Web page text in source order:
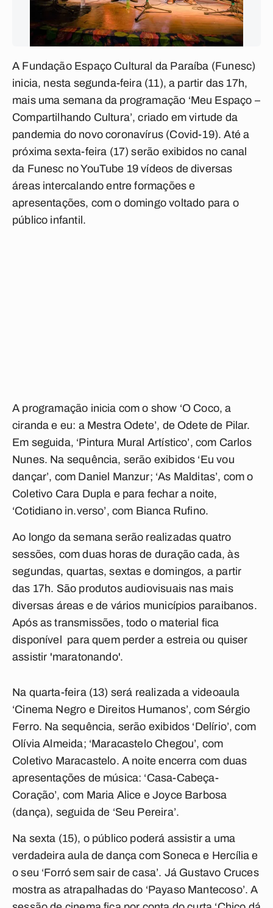
A Fundação Espaço Cultural da Paraíba (Funesc)
inicia, nesta segunda-feira (11), a partir das 17h,
mais uma semana da programação ‘Meu Espaço –
Compartilhando Cultura’, criado em virtude da
pandemia do novo coronavírus (Covid-19). Até a
próxima sexta-feira (17) serão exibidos no canal
da Funesc no YouTube 19 vídeos de diversas
áreas intercalando entre formações e
apresentações, com o domingo voltado para o
público infantil.
A programação inicia com o show ‘O Coco, a
ciranda e eu: a Mestra Odete’, de Odete de Pilar.
Em seguida, ‘Pintura Mural Artístico’, com Carlos
Nunes. Na sequência, serão exibidos ‘Eu vou
dançar’, com Daniel Manzur; ‘As Malditas’, com o
Coletivo Cara Dupla e para fechar a noite,
‘Cotidiano in.verso’, com Bianca Rufino.
Ao longo da semana serão realizadas quatro
sessões, com duas horas de duração cada, às
segundas, quartas, sextas e domingos, a partir
das 17h. São produtos audiovisuais nas mais
diversas áreas e de vários municípios paraibanos.
Após as transmissões, todo o material fica
disponível para quem perder a estreia ou quiser
assistir 'maratonando'.
Na quarta-feira (13) será realizada a videoaula
‘Cinema Negro e Direitos Humanos’, com Sérgio
Ferro. Na sequência, serão exibidos ‘Delírio’, com
Olívia Almeida; ‘Maracastelo Chegou’, com
Coletivo Maracastelo. A noite encerra com duas
apresentações de música: ‘Casa-Cabeça-
Coração’, com Maria Alice e Joyce Barbosa
(dança), seguida de ‘Seu Pereira’.
Na sexta (15), o público poderá assistir a uma
verdadeira aula de dança com Soneca e Hercília e
o seu ‘Forró sem sair de casa’. Já Gustavo Cruces
mostra as atrapalhadas do ‘Payaso Mantecoso’. A